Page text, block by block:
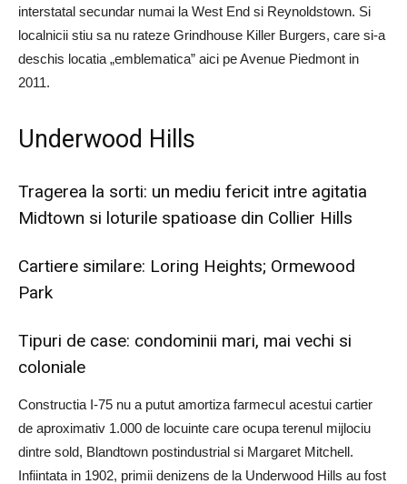
interstatal secundar numai la West End si Reynoldstown. Si
localnicii stiu sa nu rateze Grindhouse Killer Burgers, care si-a
deschis locatia „emblematica” aici pe Avenue Piedmont in
2011.
Underwood Hills
Tragerea la sorti: un mediu fericit intre agitatia
Midtown si loturile spatioase din Collier Hills
Cartiere similare: Loring Heights; Ormewood
Park
Tipuri de case: condominii mari, mai vechi si
coloniale
Constructia I-75 nu a putut amortiza farmecul acestui cartier
de aproximativ 1.000 de locuinte care ocupa terenul mijlociu
dintre sold, Blandtown postindustrial si Margaret Mitchell.
Infiintata in 1902, primii denizens de la Underwood Hills au fost